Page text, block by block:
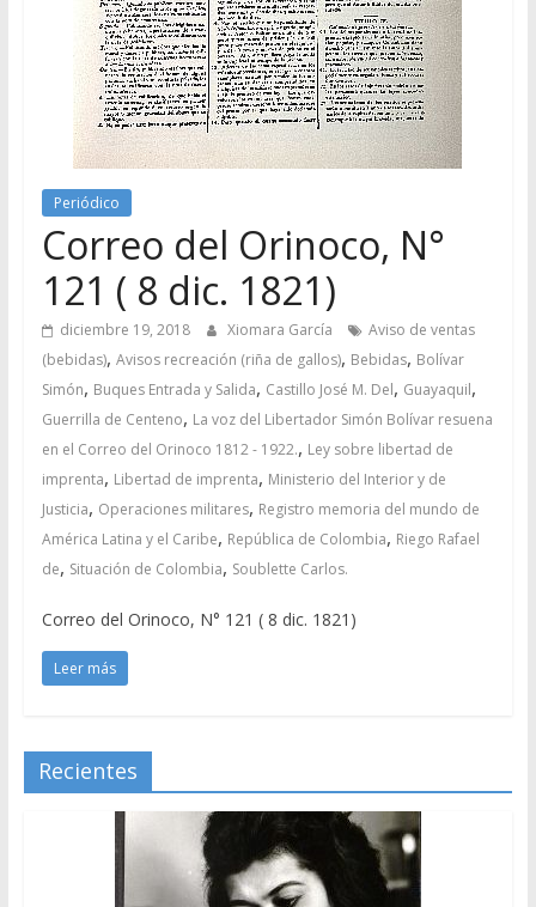
Periódico
Correo del Orinoco, N°
121 ( 8 dic. 1821)
diciembre 19, 2018 Xiomara García
Aviso de ventas
(bebidas), Avisos recreación (riña de gallos), Bebidas, Bolívar
Simón, Buques Entrada y Salida, Castillo José M. Del, Guayaquil,
Guerrilla de Centeno, La voz del Libertador Simón Bolívar resuena
en el Correo del Orinoco 1812 - 1922., Ley sobre libertad de
imprenta, Libertad de imprenta, Ministerio del Interior y de
Justicia, Operaciones militares, Registro memoria del mundo de
América Latina y el Caribe, República de Colombia, Riego Rafael
de, Situación de Colombia, Soublette Carlos.
Correo del Orinoco, N° 121 ( 8 dic. 1821)
Leer más
Recientes